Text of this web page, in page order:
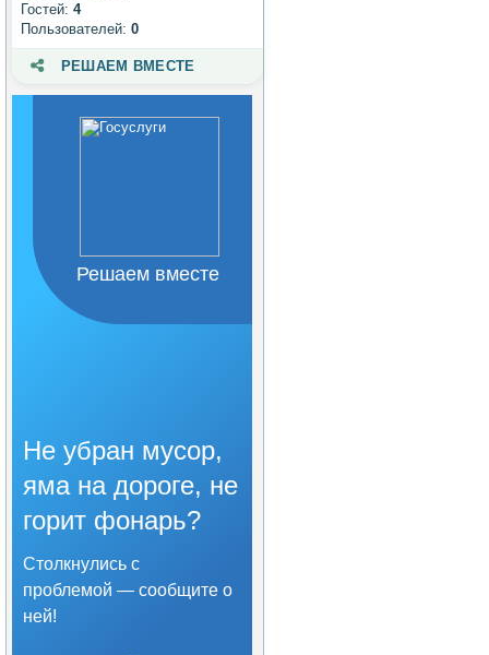
Вакантные места для
приема (перевода)
обучающихся
Стипендии и меры
поддержки
обучающихся
образовательной
организации
Образовательные
стандарты и требования
Гостей: 4
Пользователей: 0
РЕШАЕМ ВМЕСТЕ
Решаем вместе
Не убран мусор,
яма на дороге, не
горит фонарь?
Столкнулись с
проблемой — сообщите о
ней!